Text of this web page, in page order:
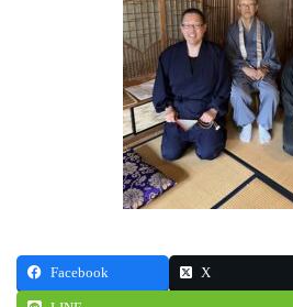
Facebook X